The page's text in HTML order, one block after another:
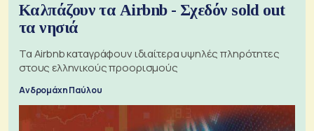
Καλπάζουν τα Airbnb - Σχεδόν sold out
τα νησιά
Τα Airbnb καταγράφουν ιδιαίτερα υψηλές πληρότητες
στους ελληνικούς προορισμούς
Ανδρομάχη Παύλου